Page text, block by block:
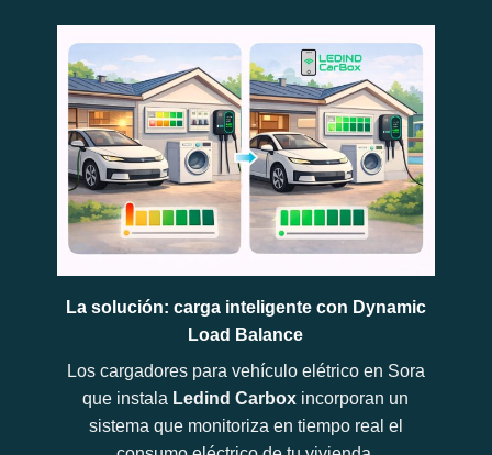
La solución: carga inteligente con Dynamic
Load Balance
Los cargadores para vehículo elétrico en Sora
que instala Ledind Carbox incorporan un
sistema que monitoriza en tiempo real el